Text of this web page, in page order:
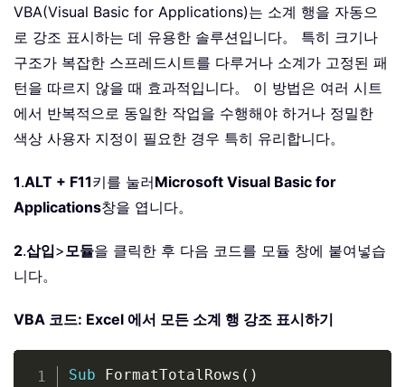
VBA(Visual Basic for Applications)는 소계 행을 자동으
로 강조 표시하는 데 유용한 솔루션입니다。 특히 크기나
구조가 복잡한 스프레드시트를 다루거나 소계가 고정된 패
턴을 따르지 않을 때 효과적입니다。 이 방법은 여러 시트
에서 반복적으로 동일한 작업을 수행해야 하거나 정밀한
색상 사용자 지정이 필요한 경우 특히 유리합니다。
1.ALT + F11키를 눌러Microsoft Visual Basic for
Applications창을 엽니다。
2.삽입>모듈을 클릭한 후 다음 코드를 모듈 창에 붙여넣습
니다。
VBA 코드: Excel 에서 모든 소계 행 강조 표시하기
Sub FormatTotalRows ( )